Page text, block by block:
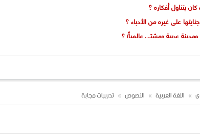
يتناول أفكاره ؟
على غيره من الأدباء ؟
ومدينة عربية ومشتى عالمياً) ؟
النص ؟ ولماذا ؟
اللغة العربية النصوص
تدريبات مجابة